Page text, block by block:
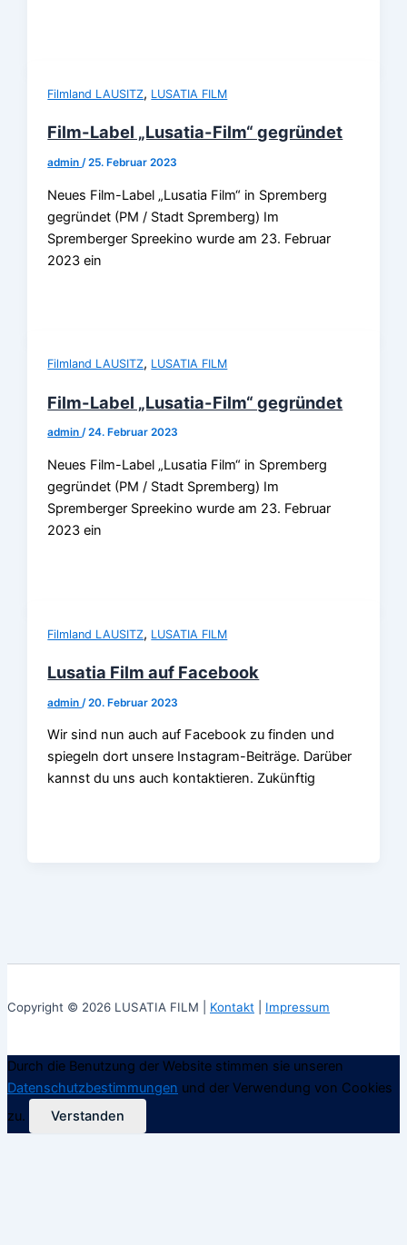
Filmland LAUSITZ, LUSATIA FILM
Film-Label „Lusatia-Film“ gegründet
admin/25. Februar 2023
Neues Film-Label „Lusatia Film“ in Spremberg
gegründet (PM / Stadt Spremberg) Im
Spremberger Spreekino wurde am 23. Februar
2023 ein
Filmland LAUSITZ, LUSATIA FILM
Film-Label „Lusatia-Film“ gegründet
admin/24. Februar 2023
Neues Film-Label „Lusatia Film“ in Spremberg
gegründet (PM / Stadt Spremberg) Im
Spremberger Spreekino wurde am 23. Februar
2023 ein
Filmland LAUSITZ, LUSATIA FILM
Lusatia Film auf Facebook
admin /20. Februar 2023
Wir sind nun auch auf Facebook zu finden und
spiegeln dort unsere Instagram-Beiträge. Darüber
kannst du uns auch kontaktieren. Zukünftig
Copyright © 2026 LUSATIA FILM | Kontakt Impressum
Durch die Benutzung der Website stimmen sie unseren
Datenschutzbestimmungen und der Verwendung von Cookies
zu.
Verstanden